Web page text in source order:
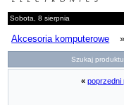
Sobota, 8 sierpnia
Akcesoria komputerowe »
Szukaj
« poprzedni